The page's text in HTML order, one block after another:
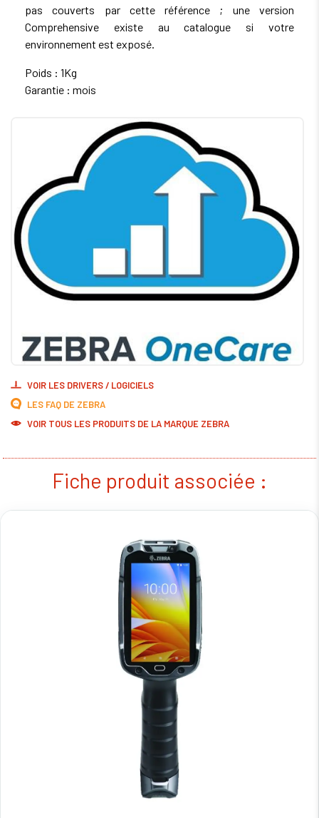
VOIR LES DRIVERS / LOGICIELS
LES FAQ DE ZEBRA
VOIR TOUS LES PRODUITS DE LA MARQUE ZEBRA
pas couverts par cette référence ; une version
Comprehensive existe au catalogue si votre
environnement est exposé.
Poids : 1Kg
Garantie : mois
Fiche produit associée :